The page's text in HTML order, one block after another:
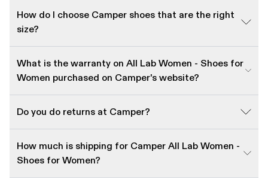
How do I choose Camper shoes that are the right
size?
What is the warranty on All Lab Women - Shoes for
Women purchased on Camper's website?
Do you do returns at Camper?
How much is shipping for Camper All Lab Women -
Shoes for Women?